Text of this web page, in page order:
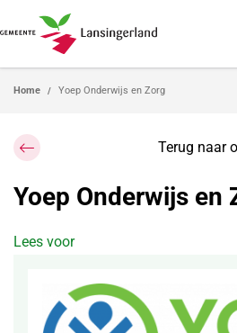
Home Yoep Onderwijs en Zorg
Terug naar
Yoep Onderwijs en
Lees voor